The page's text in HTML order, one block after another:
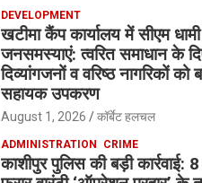
DEVELOPMENT
खटीमा कैंप कार्यालय में सीएम
जनसमस्याएं: त्वरित समाधान के
दिव्यांगजनों व वरिष्ठ नागरिकों को
सहायक उपकरण
August 1, 2026 कॉर्बेट हलचल
ADMINISTRATION CRIME
काशीपुर पुलिस की बड़ी कार्रवाई: